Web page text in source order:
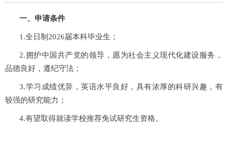
一、申请条件
1.全日制 2026届本科毕业生；
2.拥护中国共产党的领导，愿为社会主义现代化建设服务，
品德良好，遵纪守法；
3.学习成绩优异，英语水平良好，具有浓厚的科研兴趣，有
较强的研究能力；
4.有望取得就读学校推荐免试研究生资格。